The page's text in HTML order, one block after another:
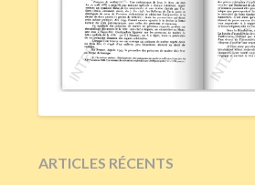
ARTICLES RÉCENTS